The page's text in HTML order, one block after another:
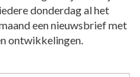
donderdag al het
een nieuwsbrief met
ontwikkelingen.